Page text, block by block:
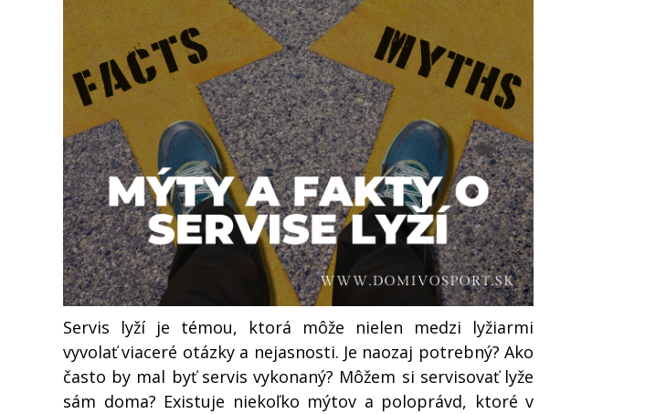
Servis lyží je témou, ktorá môže nielen medzi lyžiarmi
vyvolať viaceré otázky a nejasnosti. Je naozaj potrebný? Ako
často by mal byť servis vykonaný? Môžem si servisovať lyže
sám doma? Existuje niekoľko mýtov a poloprávd, ktoré v